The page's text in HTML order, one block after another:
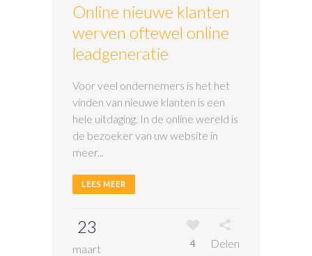
Online nieuwe klanten
werven oftewel online
leadgeneratie
Voor veel ondernemers is het het
vinden van nieuwe klanten is een
hele uitdaging. In de online wereld is
de bezoeker van uw website in
meer...
LEES MEER
23
maart 4 Delen